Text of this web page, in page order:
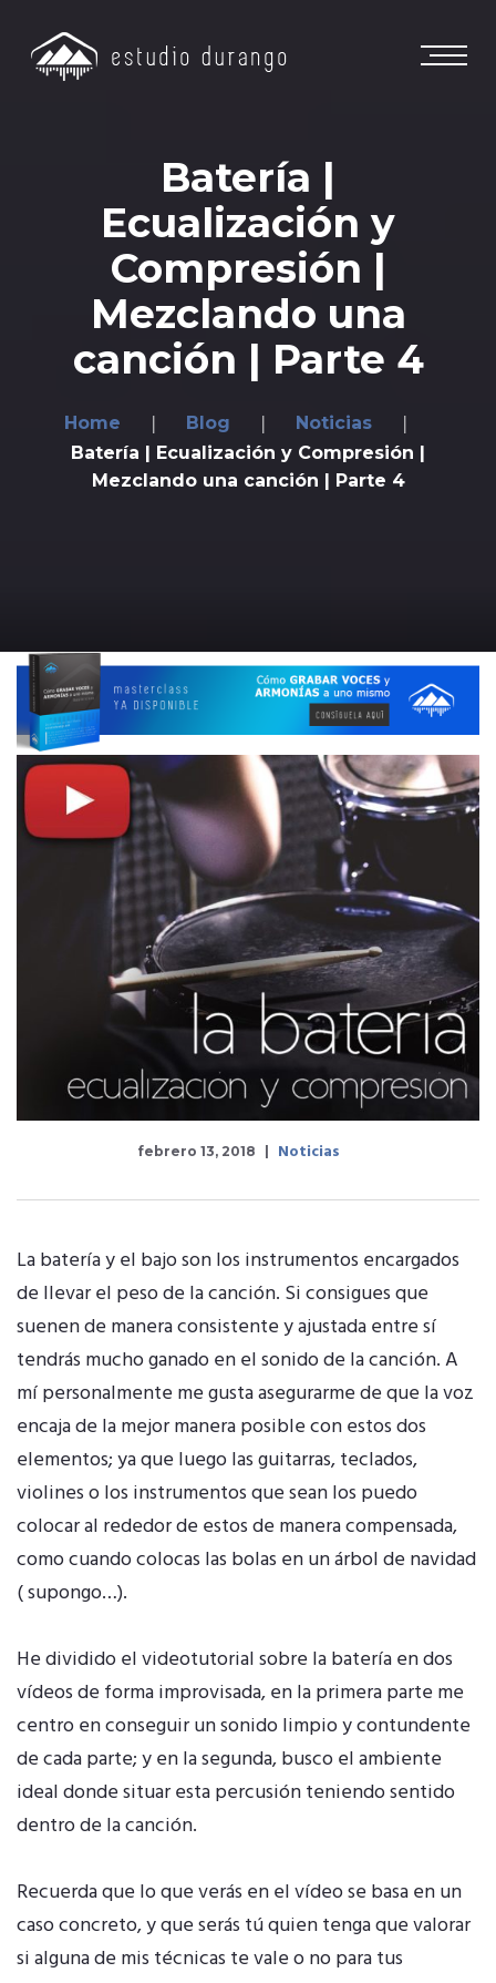
Batería |
Ecualización y
Compresión |
Mezclando una
canción | Parte 4
Home Blog
Noticias
Batería | Ecualización y Compresión |
Mezclando una canción | Parte 4
febrero 13, 2018 Noticias
La batería y el bajo son los instrumentos encargados
de llevar el peso de la canción. Si consigues que
suenen de manera consistente y ajustada entre sí
tendrás mucho ganado en el sonido de la canción. A
mí personalmente me gusta asegurarme de que la voz
encaja de la mejor manera posible con estos dos
elementos; ya que luego las guitarras, teclados,
violines o los instrumentos que sean los puedo
colocar al rededor de estos de manera compensada,
como cuando colocas las bolas en un árbol de navidad
( supongo…).
He dividido el videotutorial sobre la batería en dos
vídeos de forma improvisada, en la primera parte me
centro en conseguir un sonido limpio y contundente
de cada parte; y en la segunda, busco el ambiente
ideal donde situar esta percusión teniendo sentido
dentro de la canción.
Recuerda que lo que verás en el vídeo se basa en un
caso concreto, y que serás tú quien tenga que valorar
si alguna de mis técnicas te vale o no para tus